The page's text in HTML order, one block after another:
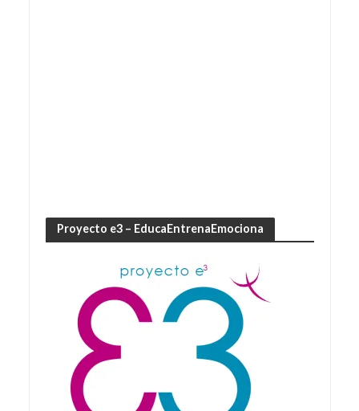
Proyecto e3 – EducaEntrenaEmociona